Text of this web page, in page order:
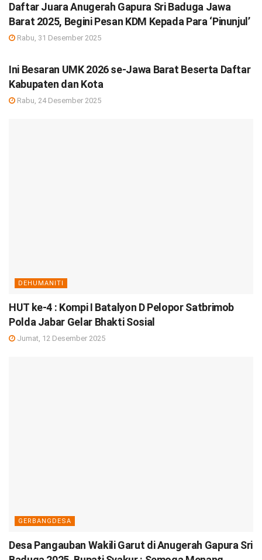
Daftar Juara Anugerah Gapura Sri Baduga Jawa
Barat 2025, Begini Pesan KDM Kepada Para ‘Pinunjul’
Rabu, 31 Desember 2025
Ini Besaran UMK 2026 se-Jawa Barat Beserta Daftar
Kabupaten dan Kota
Rabu, 24 Desember 2025
DEHUMANITI
HUT ke-4 : Kompi I Batalyon D Pelopor Satbrimob
Polda Jabar Gelar Bhakti Sosial
Jumat, 12 Desember 2025
GERBANGDESA
Desa Pangauban Wakili Garut di Anugerah Gapura Sri